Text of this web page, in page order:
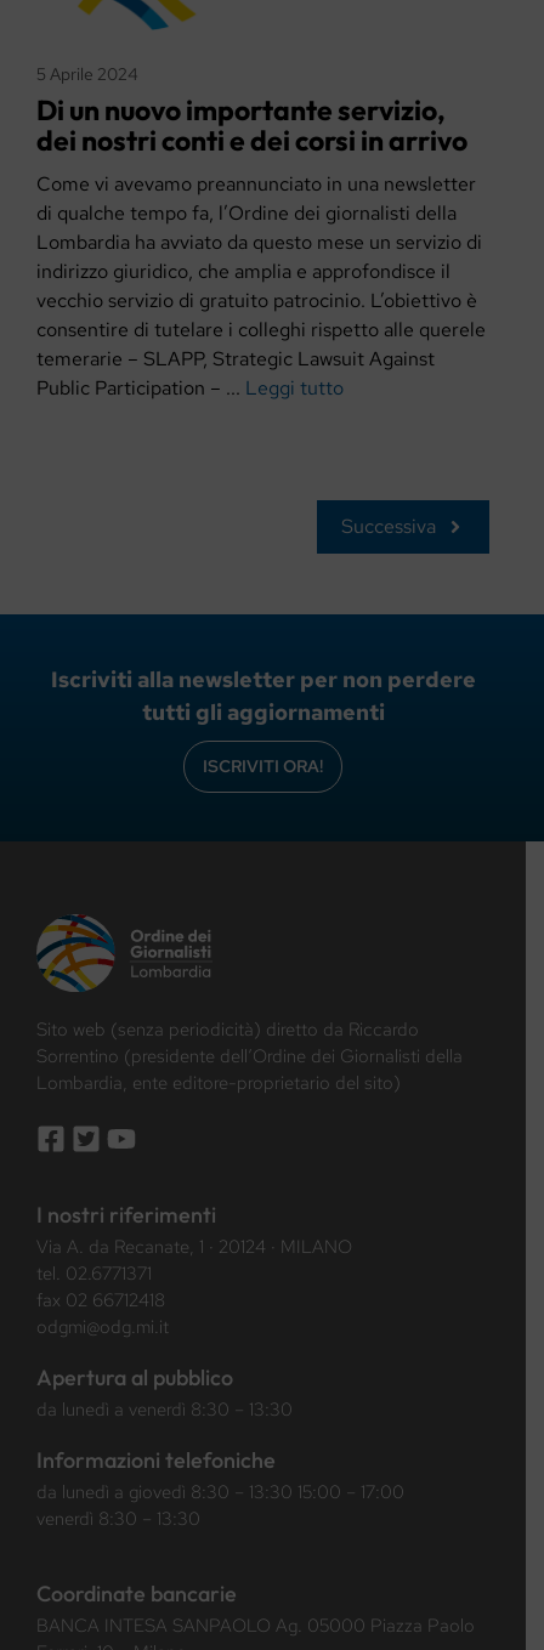
5 Aprile 2024
Di un nuovo importante servizio,
dei nostri conti e dei corsi in arrivo
Come vi avevamo preannunciato in una newsletter
di qualche tempo fa, l’Ordine dei giornalisti della
Lombardia ha avviato da questo mese un servizio di
indirizzo giuridico, che amplia e approfondisce il
vecchio servizio di gratuito patrocinio. L’obiettivo è
consentire di tutelare i colleghi rispetto alle querele
temerarie – SLAPP, Strategic Lawsuit Against
Public Participation – ... Leggi tutto
Successiva
Iscriviti alla newsletter per non perdere
tutti gli aggiornamenti
ISCRIVITI ORA!
Sito web (senza periodicità) diretto da Riccardo
Sorrentino (presidente dell’Ordine dei Giornalisti della
Lombardia, ente editore-proprietario del sito)
I nostri riferimenti
Via A. da Recanate, 1 · 20124 · MILANO
tel. 02.6771371
fax 02 66712418
odgmi@odg.mi.it
Apertura al pubblico
da lunedì a venerdì 8:30 – 13:30
Informazioni telefoniche
da lunedì a giovedì 8:30 – 13:30 15:00 – 17:00
venerdì 8:30 – 13:30
Coordinate bancarie
BANCA INTESA SANPAOLO Ag. 05000 Piazza Paolo